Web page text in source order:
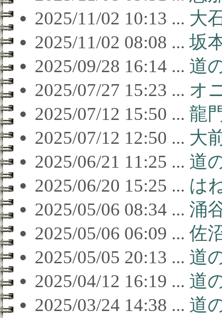
2025/11/02 10:13 ... 大
2025/11/02 08:08 ... 坂
2025/09/28 16:14 ... 道
2025/07/27 15:23 ... オ
2025/07/12 15:50 ... 龍
2025/07/12 12:50 ... 大
2025/06/21 11:25 ... 道
2025/06/20 15:25 ... は
2025/05/06 08:34 ... 涌
2025/05/06 06:09 ... 佐
2025/05/05 20:13 ... 道
2025/04/12 16:19 ... 道
2025/03/24 14:38 ... 道